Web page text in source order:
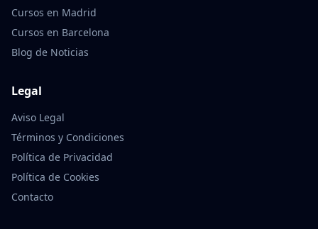
Cursos en Madrid
Cursos en Barcelona
Blog de Noticias
Legal
Aviso Legal
Términos y Condiciones
Política de Privacidad
Política de Cookies
Contacto